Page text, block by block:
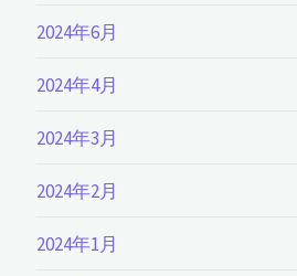
2024年6月
2024年4月
2024年3月
2024年2月
2024年1月